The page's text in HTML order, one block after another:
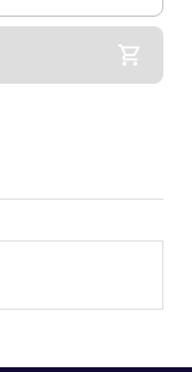
(Optioneel)